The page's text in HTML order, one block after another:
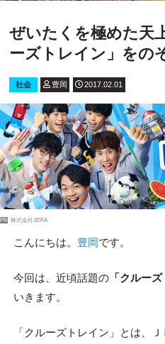
ぜいたくを極めた
ーズトレイン」をの
社会 豊岡 2017.02.01
PR 株式会社JERA
こんにちは。 豊岡 です。
今回は、近頃話題の「クルーズ
いきます。
「クルーズトレイン」とは、Ｊ